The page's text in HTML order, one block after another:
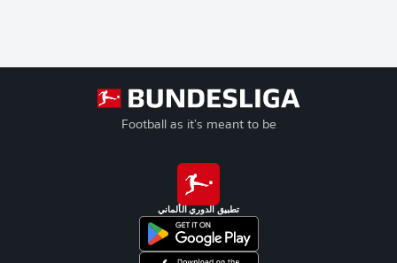
Football as it's meant to be
تطبيق الدوري الألماني